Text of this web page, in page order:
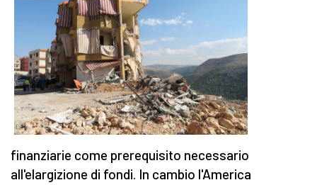
finanziarie come prerequisito necessario
all'elargizione di fondi. In cambio l'America